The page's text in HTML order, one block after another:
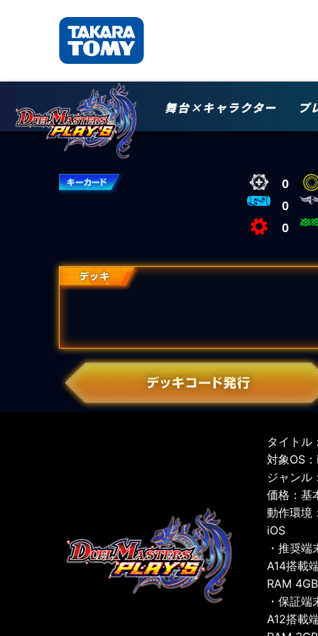
舞台×キャラクター プ
0
0
0
タイトル
対象OS
ジャンル
価格：基
動作環境
iOS
・推奨端
A14搭載
RAM
・保証端
A12搭載